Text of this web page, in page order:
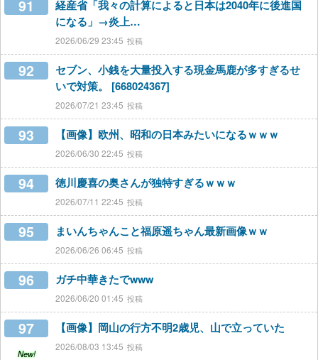
91
経産省「我々の計算によると日本は2040年に後進国
になる」→炎上…
2026/06/29 23:45
92
セブン、小銭を大量投入する現金馬鹿が多すぎるせ
いで対策。 [668024367]
2026/07/21 23:45
93 【画像】欧州、昭和の日本みたいになるｗｗｗ
2026/06/30 22:45
94 徳川慶喜の奥さんが独特すぎるｗｗｗ
2026/07/11 22:45
95 まいんちゃんこと福原遥ちゃん最新画像ｗｗ
2026/06/26 06:45
96 ガチ中華きたでwww
2026/06/20 01:45
97
New!
【画像】岡山の行方不明2歳児、山で立っていた
2026/08/03 13:45